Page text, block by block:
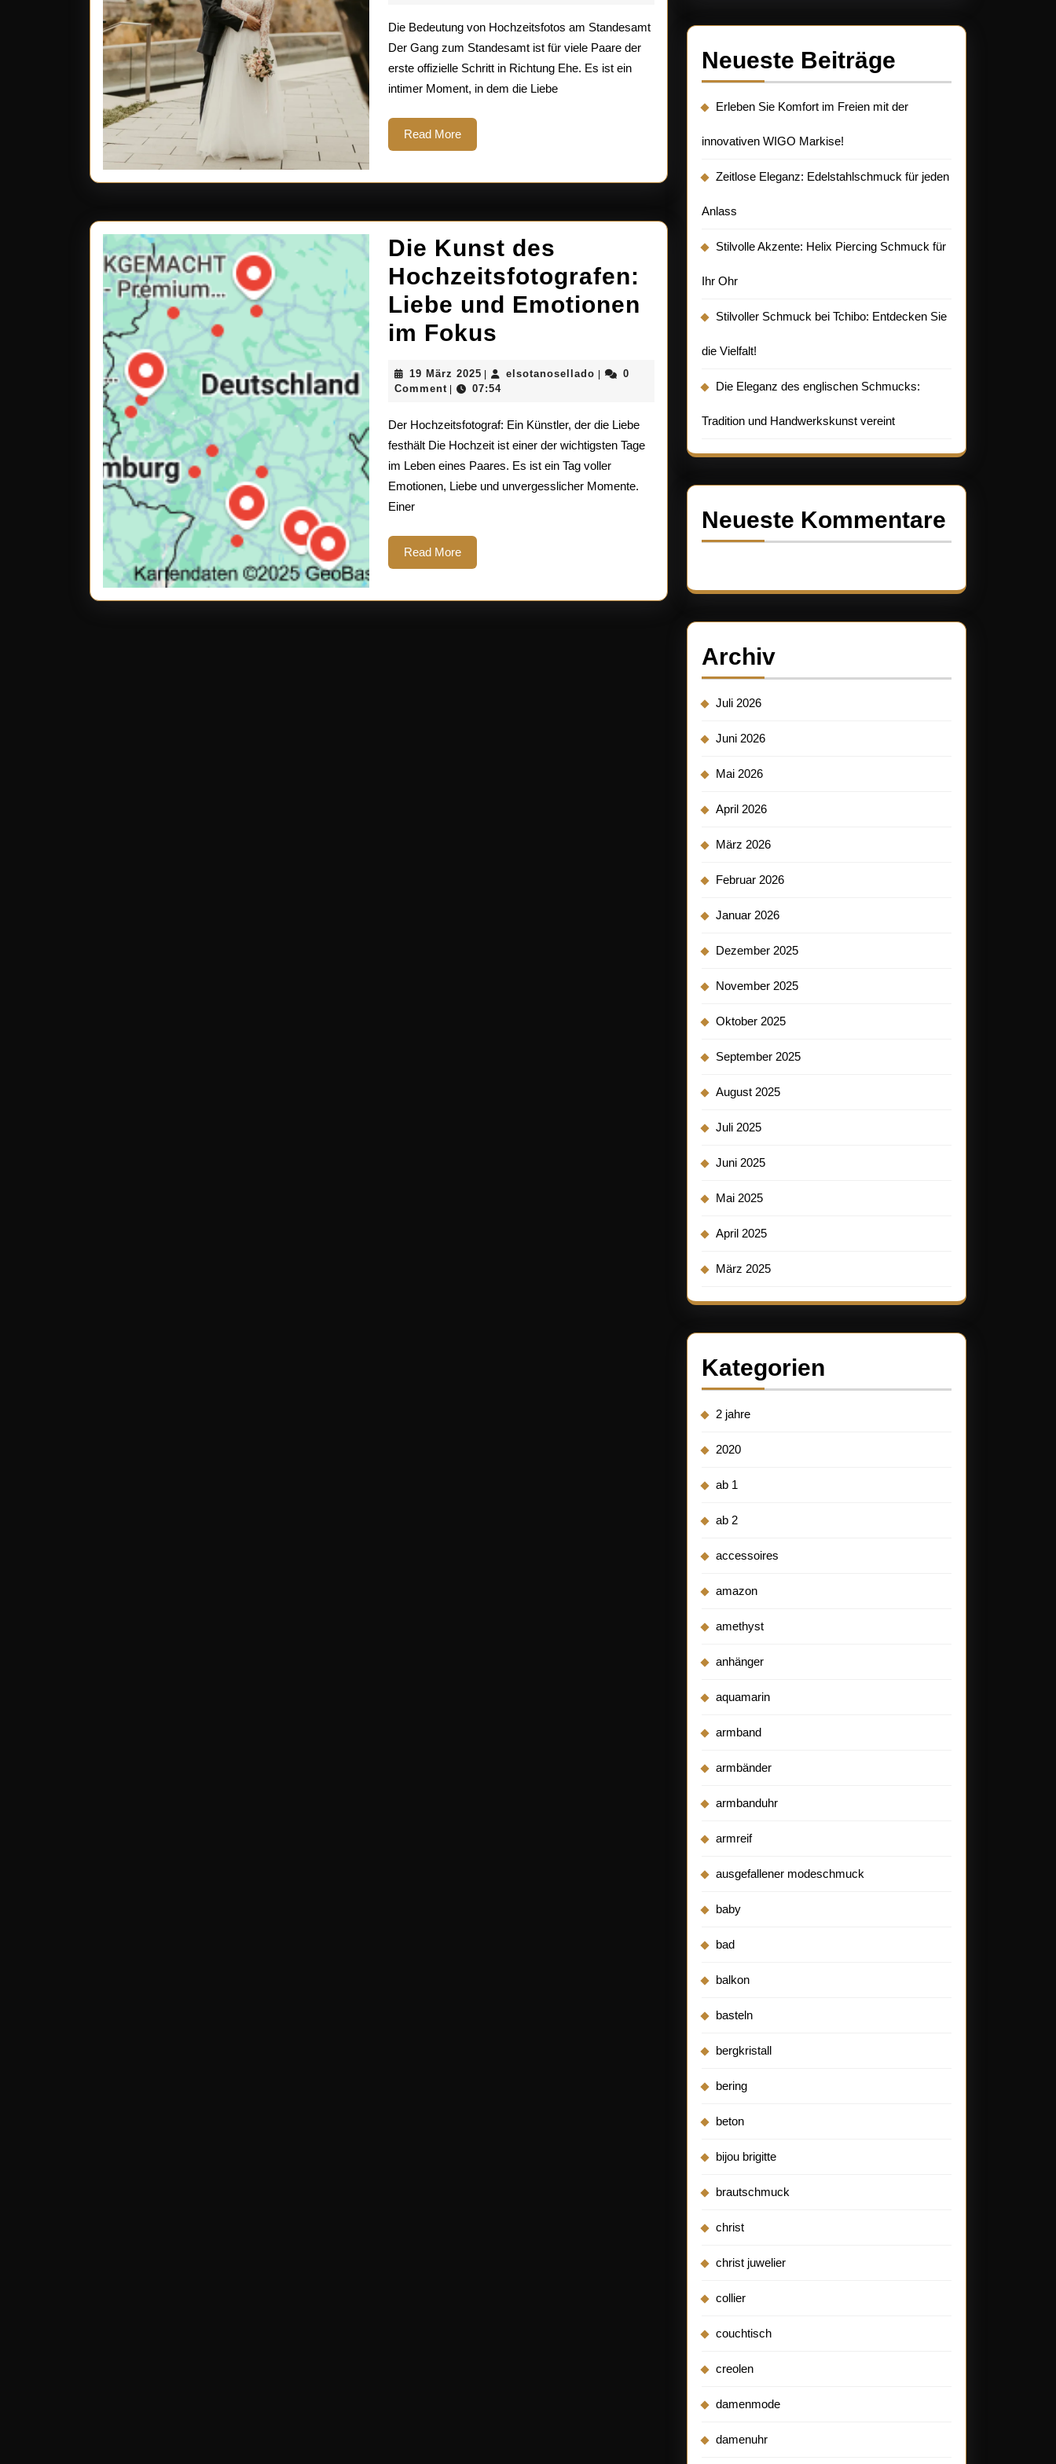
Hochzeitsfotos
am
Standesamt
Die Bedeutung von Hochzeitsfotos am Standesamt
Der Gang zum Standesamt ist für viele Paare der
erste offizielle Schritt in Richtung Ehe. Es ist ein
intimer Moment, in dem die Liebe
Read MoreRead
More
Die Kunst des
Hochzeitsfotografen:
Liebe und Emotionen
im Fokus
des
Hochzeitsfotografen:
Liebe
und
Emotionen
19 März 2025 19
März
elsotanosellado elsotanosellado
0
Comment
07:54
Der Hochzeitsfotograf: Ein Künstler, der die Liebe
festhält Die Hochzeit ist einer der wichtigsten Tage
im Leben eines Paares. Es ist ein Tag voller
Emotionen, Liebe und unvergesslicher Momente.
Einer
Read MoreRead
More
Neueste Beiträge
Erleben Sie Komfort im Freien mit der
innovativen WIGO Markise!
Zeitlose Eleganz: Edelstahlschmuck für jeden
Anlass
Stilvolle Akzente: Helix Piercing Schmuck für
Ihr Ohr
Stilvoller Schmuck bei Tchibo: Entdecken Sie
die Vielfalt!
Die Eleganz des englischen Schmucks:
Tradition und Handwerkskunst vereint
Neueste Kommentare
Archiv
Juli 2026
Juni 2026
Mai 2026
April 2026
März 2026
Februar 2026
Januar 2026
Dezember 2025
November 2025
Oktober 2025
September 2025
August 2025
Juli 2025
Juni 2025
Mai 2025
April 2025
März 2025
Kategorien
2 jahre
2020
ab 1
ab 2
accessoires
amazon
amethyst
anhänger
aquamarin
armband
armbänder
armbanduhr
armreif
ausgefallener modeschmuck
baby
bad
balkon
basteln
bergkristall
bering
beton
bijou brigitte
brautschmuck
christ
christ juwelier
collier
couchtisch
creolen
damenmode
damenuhr